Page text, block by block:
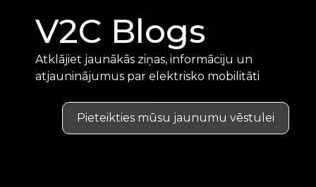
Pirkt tiešsaistē
V2C Blogs
Atklājiet jaunākās ziņas, informāciju un
atjauninājumus par elektrisko mobilitāti
Pieteikties mūsu jaunumu vēstulei